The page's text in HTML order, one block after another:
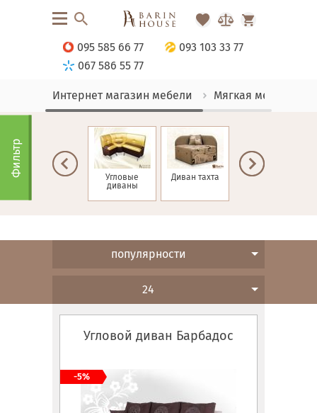
095 585 66 77
093 103 33 77
067 586 55 77
Интернет магазин мебели Мягкая мебель
Диваны для
Угловые
диваны
Диван тахта
Диваны
Фильтр
популярности
24
Угловой диван Барбадос
-5%